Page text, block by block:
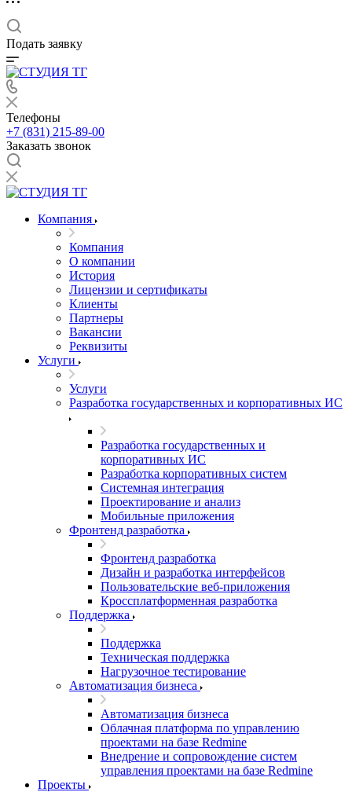
Подать заявку
Телефоны
+7 (831) 215-89-00
Заказать звонок
Компания
Компания
О компании
История
Лицензии и сертификаты
Клиенты
Партнеры
Вакансии
Реквизиты
Услуги
Услуги
Разработка государственных и корпоративных ИС
Разработка государственных и
корпоративных ИС
Разработка корпоративных систем
Системная интеграция
Проектирование и анализ
Мобильные приложения
Фронтенд разработка
Фронтенд разработка
Дизайн и разработка интерфейсов
Пользовательские веб-приложения
Кроссплатформенная разработка
Поддержка
Поддержка
Техническая поддержка
Нагрузочное тестирование
Автоматизация бизнеса
Автоматизация бизнеса
Облачная платформа по управлению
проектами на базе Redmine
Внедрение и сопровождение систем
управления проектами на базе Redmine
Проекты